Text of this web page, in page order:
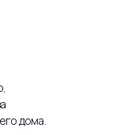
дома.